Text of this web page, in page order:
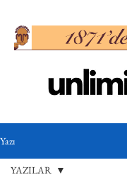
Yazı
YAZILAR